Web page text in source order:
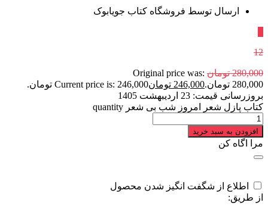
ارسال توسط فروشگاه کتاب جویابوک
12
280,000 تومان Original price was:
280,000 تومان.
246,000 تومانCurrent price is: 246,000 تومان.
بروزرسانی قیمت: 23 اردیبهشت 1405
کتاب پازل شعر امروز شب بی شعر quantity
افزودن به سبد خرید
مرا اگاه کن
اطلاع از شگفت انگیز شدن محصول
از طریق: